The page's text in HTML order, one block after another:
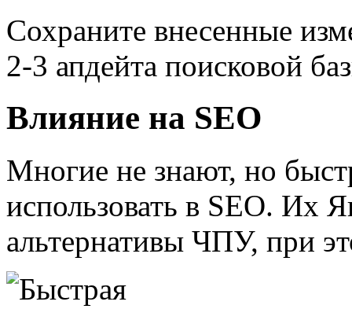
Сохраните внесенные
2-3 апдейта поисковой
Влияние на SEO
Многие не знают, но
использовать в SEO. Их
альтернативы ЧПУ, при